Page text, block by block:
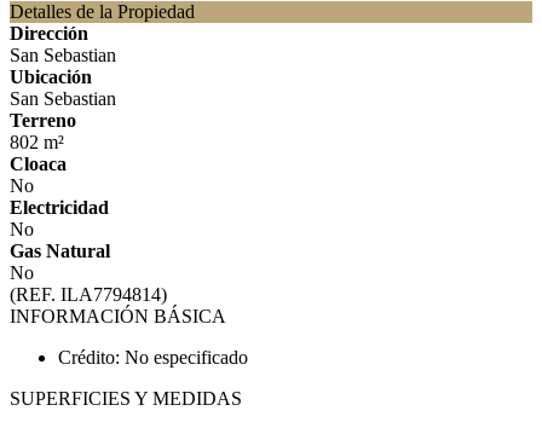
Detalles de la Propiedad
Dirección
San Sebastian
Ubicación
San Sebastian
Terreno
802 m²
Cloaca
No
Electricidad
No
Gas Natural
No
(REF. ILA7794814)
INFORMACIÓN BÁSICA
Crédito: No especificado
SUPERFICIES Y MEDIDAS